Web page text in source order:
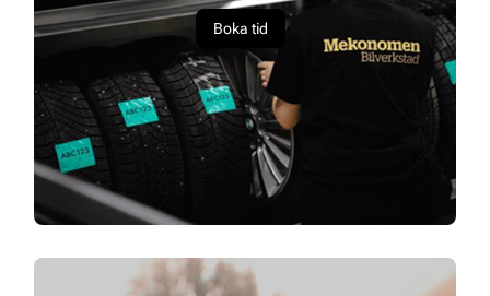
Boka tid